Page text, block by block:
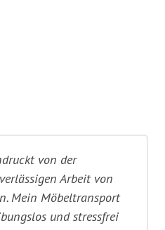
von der
Arbeit von
Mein Möbeltransport
und stressfrei